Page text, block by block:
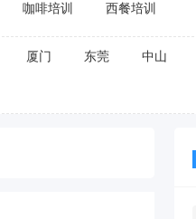
咖啡培训 西餐培训
厦门 东莞 中山